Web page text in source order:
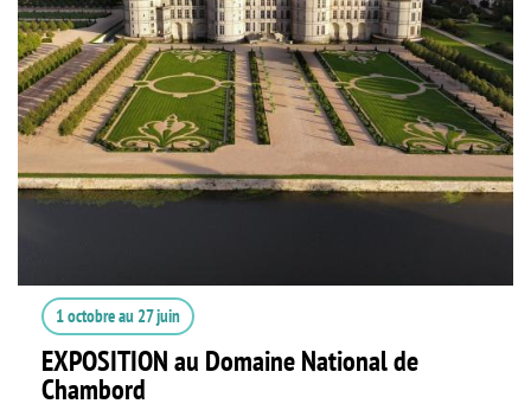
1 octobreau 27 juin
EXPOSITION au Domaine National de
Chambord